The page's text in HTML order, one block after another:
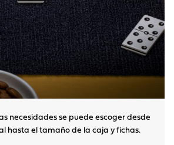
necesidades se puede escoger desde
hasta el tamaño de la caja y fichas.